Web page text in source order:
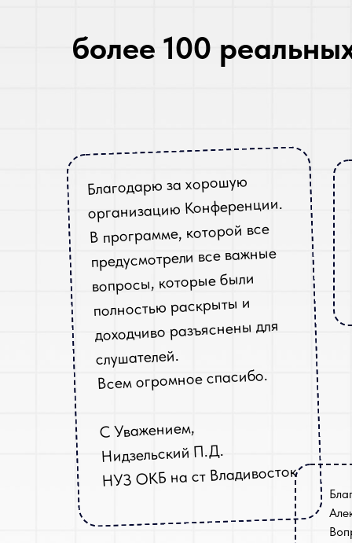
более 100
Благодарю за хорошую
организацию Конференции.
В программе, которой все
предусмотрели все важные
вопросы, которые были
полностью раскрыты и
доходчиво разъяснены для
слушателей.
Всем огромное спасибо.
С Уважением,
Нидзельский П.Д.
НУЗ ОКБ на ст Владивосток